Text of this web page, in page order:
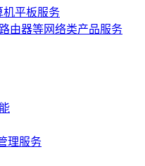
机平板服务
由器等网络类产品服务
理服务